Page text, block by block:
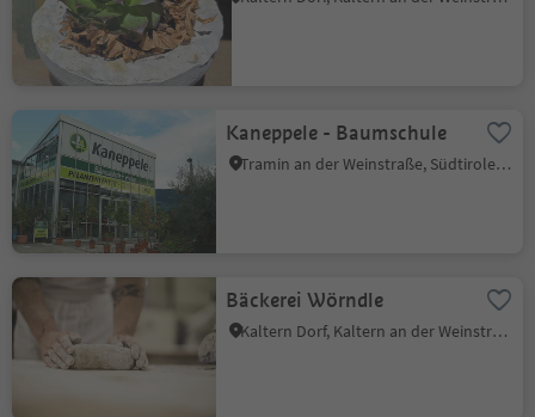
Kaneppele - Baumschule
Tramin an der Weinstraße, Südtiroler Weinstraße
Bäckerei Wörndle
Kaltern Dorf, Kaltern an der Weinstraße, Südtiroler Weinstraße